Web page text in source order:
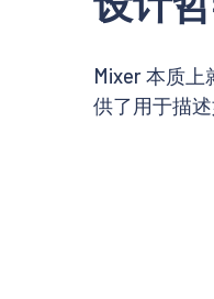
Mixer 本质
供了用于描